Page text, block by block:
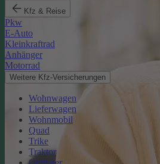
Kfz & Reise
Pkw
E-Auto
Kleinkraftrad
Anhänger
Motorrad
Weitere Kfz-Versicherungen
Wohnwagen
Lieferwagen
Wohnmobil
Quad
Trike
Traktor